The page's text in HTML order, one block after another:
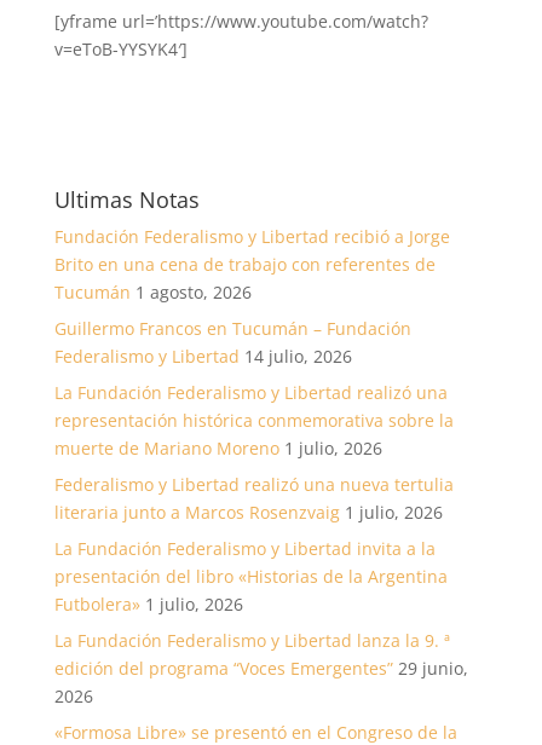
[yframe url=’https://www.youtube.com/watch?
v=eToB-YYSYK4′]
Ultimas Notas
Fundación Federalismo y Libertad recibió a Jorge
Brito en una cena de trabajo con referentes de
Tucumán 1 agosto, 2026
Guillermo Francos en Tucumán – Fundación
Federalismo y Libertad 14 julio, 2026
La Fundación Federalismo y Libertad realizó una
representación histórica conmemorativa sobre la
muerte de Mariano Moreno 1 julio, 2026
Federalismo y Libertad realizó una nueva tertulia
literaria junto a Marcos Rosenzvaig 1 julio, 2026
La Fundación Federalismo y Libertad invita a la
presentación del libro «Historias de la Argentina
Futbolera» 1 julio, 2026
La Fundación Federalismo y Libertad lanza la 9. ª
edición del programa “Voces Emergentes” 29 junio,
2026
«Formosa Libre» se presentó en el Congreso de la